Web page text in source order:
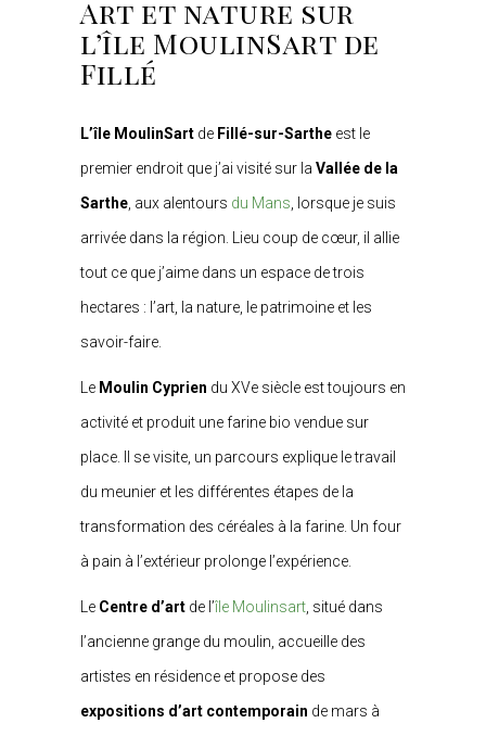
Art et nature sur
l’île MoulinSart de
Fillé
L’île MoulinSart de Fillé-sur-Sarthe est le
premier endroit que j’ai visité sur la Vallée de la
Sarthe , aux alentours du Mans , lorsque je suis
arrivée dans la région. Lieu coup de cœur, il allie
tout ce que j’aime dans un espace de trois
hectares : l’art, la nature, le patrimoine et les
savoir-faire.
Le Moulin Cyprien du XVe siècle est toujours en
activité et produit une farine bio vendue sur
place. Il se visite, un parcours explique le travail
du meunier et les différentes étapes de la
transformation des céréales à la farine. Un four
à pain à l’extérieur prolonge l’expérience.
Le Centre d’art de l’île Moulinsart , situé dans
l’ancienne grange du moulin, accueille des
artistes en résidence et propose des
expositions d’art contemporain de mars à